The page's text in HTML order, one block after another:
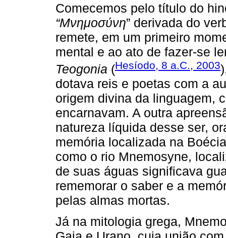
Comecemos pelo título do
“Μνημοσύνη” derivada do
remete, em um primeiro
mental e ao ato de fazer-se
Teogonia (Hesíodo, 8 a.C., 2003
dotava reis e poetas com a
origem divina da linguagem,
encarnavam. A outra
natureza líquida desse ser,
memória localizada na
como o rio Mnemosyne,
de suas águas significava
rememorar o saber e a
pelas almas mortas.
Já na mitologia grega,